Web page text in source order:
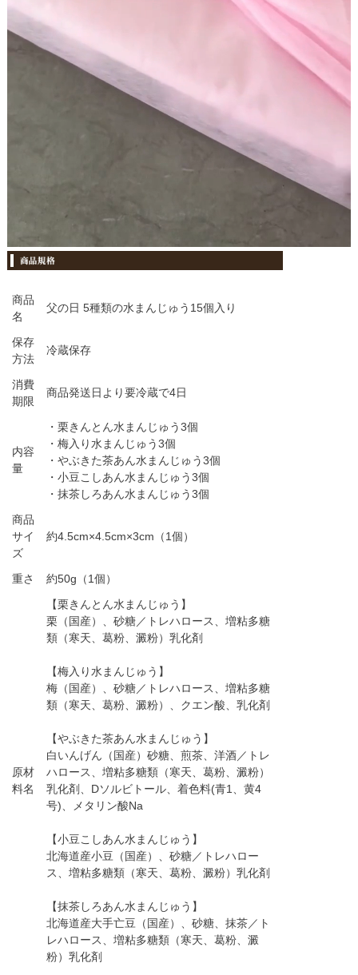
商品
名
父の日 5種類の水まんじゅう15個入り
保存
方法
冷蔵保存
消費
期限
商品発送日より要冷蔵で4日
内容
量
・栗きんとん水まんじゅう3個
・梅入り水まんじゅう3個
・やぶきた茶あん水まんじゅう3個
・小豆こしあん水まんじゅう3個
・抹茶しろあん水まんじゅう3個
商品
サイ
ズ
約4.5cm×4.5cm×3cm（1個）
重さ 約50g（1個）
原材
料名
【栗きんとん水まんじゅう】
栗（国産）、砂糖／トレハロース、増粘多糖
類（寒天、葛粉、澱粉）乳化剤
【梅入り水まんじゅう】
梅（国産）、砂糖／トレハロース、増粘多糖
類（寒天、葛粉、澱粉）、クエン酸、乳化剤
【やぶきた茶あん水まんじゅう】
白いんげん（国産）砂糖、煎茶、洋酒／トレ
ハロース、増粘多糖類（寒天、葛粉、澱粉）
乳化剤、Dソルビトール、着色料(青1、黄4
号)、メタリン酸Na
【小豆こしあん水まんじゅう】
北海道産小豆（国産）、砂糖／トレハロー
ス、増粘多糖類（寒天、葛粉、澱粉）乳化剤
【抹茶しろあん水まんじゅう】
北海道産大手亡豆（国産）、砂糖、抹茶／ト
レハロース、増粘多糖類（寒天、葛粉、澱
粉）乳化剤